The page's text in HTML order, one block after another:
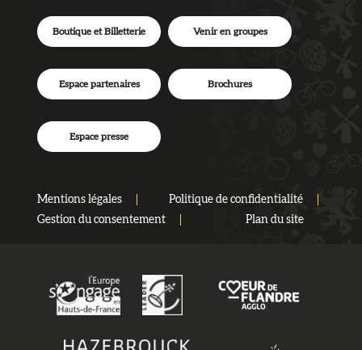
Mentions légales
Politique de confidentialité
Gestion du consentement
Plan du site
Boutique et Billetterie Venir en groupes
Espace partenaires Brochures
Espace presse